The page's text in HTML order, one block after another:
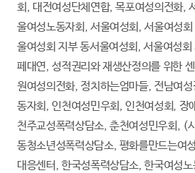
회, 대전여성단체연합, 목포여성의전화,
울여성노동자회, 서울여성회, 서울여성
울여성회 지부 동서울여성회, 서울여성
페대연, 성적권리와 재생산정의를 위한
원여성의전화, 정치하는엄마들, 전남여
동자회, 인천여성민우회, 인천여성회, 장
천주교성폭력상담소, 춘천여성민우회, (
동청소년성폭력상담소, 평화를만드는여
대응센터, 한국성폭력상담소, 한국여성